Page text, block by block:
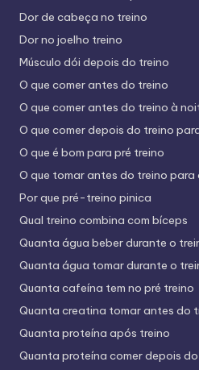
Dor de cabeça no treino
Dor no joelho treino
Músculo dói depois do treino
O que comer antes do treino
O que comer antes do treino à
O que comer depois do treino
O que é bom para pré treino
O que tomar antes do treino para
Por que pré-treino pinica
Qual treino combina com bíceps
Quanta água beber durante o
Quanta água tomar durante o
Quanta cafeína tem no pré treino
Quanta creatina tomar antes do
Quanta proteína após treino
Quanta proteína comer depois